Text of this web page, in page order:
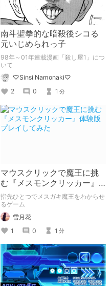
南斗聖拳的な暗殺後シコる
元いじめられっ子
98年～01年連載漫画「殺し屋1」につ
いて
♡Sinsi Namonaki♡
2
0 1 分
マウスクリックで魔王に挑
む『メスモンクリッカー』
体験版プレイしてみた
指先ひとつでメスガキ魔王をわからせ
るゲーム
雪月花
1
0 1 分